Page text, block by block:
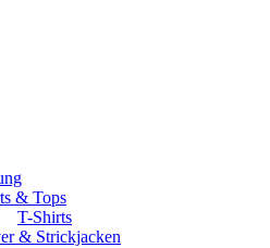
& Tops
T-Shirts
& Strickjacken